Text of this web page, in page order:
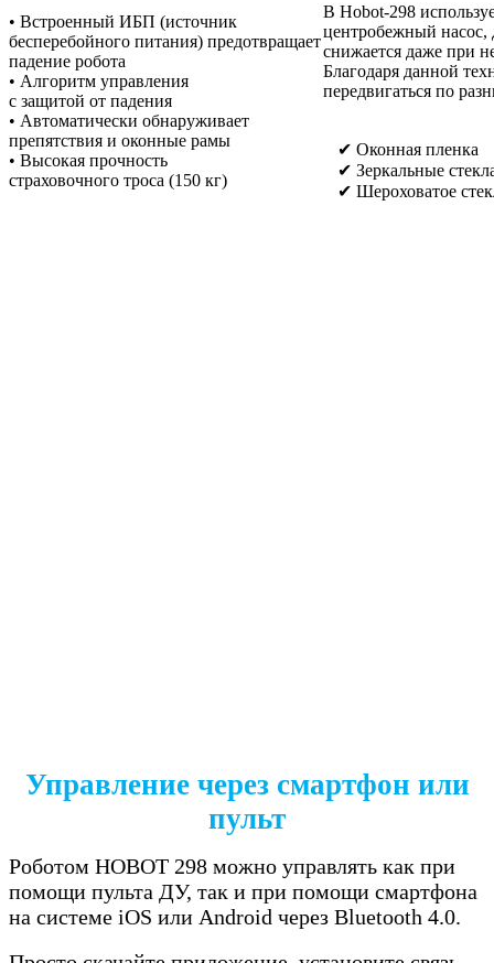
• Встроенный ИБП (источник
бесперебойного питания) предотвращает
падение робота
• Алгоритм управления
с защитой от падения
• Автоматически обнаруживает
препятствия и оконные рамы
• Высокая прочность
страховочного троса (150 кг)
В Hobot-298
центробежный насос,
снижается даже при
Благодаря данной
передвигаться по
✔ Оконная пленка
✔ Зеркальные
✔ Шероховатое
Управление через смартфон или
пульт
Роботом HOBOT 298 можно управлять как при
помощи пульта ДУ, так и при помощи смартфона
на системе iOS или Android через Bluetooth 4.0.